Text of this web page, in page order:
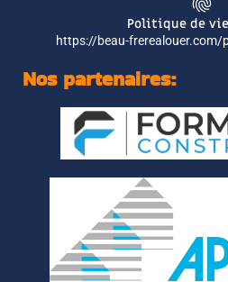
Politique de
https://beau-frerealouer.com/
Nos partenaires: